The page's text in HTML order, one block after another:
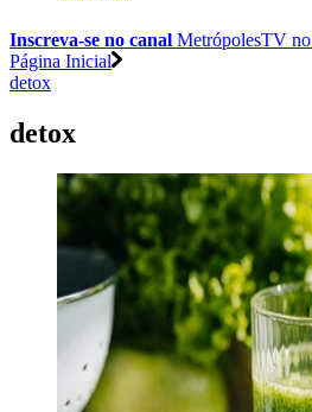
Inscreva-se no canal MetrópolesTV no
Página Inicial
detox
detox